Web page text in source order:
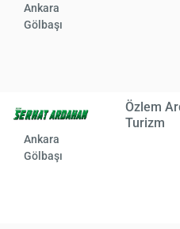
Ankara
Gölbaşı
Özlem
Turizm
Ankara
Gölbaşı